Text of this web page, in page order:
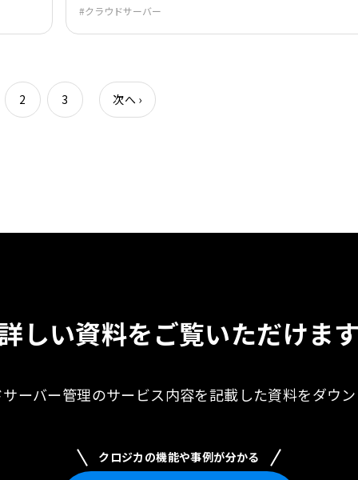
クラウドサーバー
2 3 次へ ›
しい資料をご覧いただけま
ーバー管理のサービス内容を記載した資料をダウ
クロジカの機能や事例が分かる